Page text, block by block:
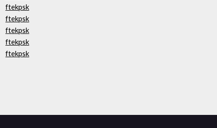
ftekpsk
ftekpsk
ftekpsk
ftekpsk
ftekpsk